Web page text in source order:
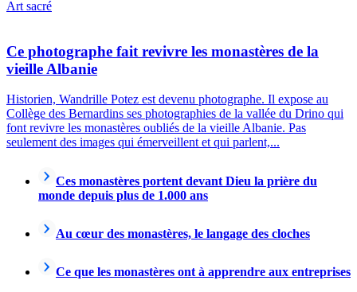
Art sacré
Ce photographe fait revivre les monastères de la
vieille Albanie
Historien, Wandrille Potez est devenu photographe. Il expose au
Collège des Bernardins ses photographies de la vallée du Drino qui
font revivre les monastères oubliés de la vieille Albanie. Pas
seulement des images qui émerveillent et qui parlent,...
Ces monastères portent devant Dieu la prière du
monde depuis plus de 1.000 ans
Au cœur des monastères, le langage des cloches
Ce que les monastères ont à apprendre aux entreprises